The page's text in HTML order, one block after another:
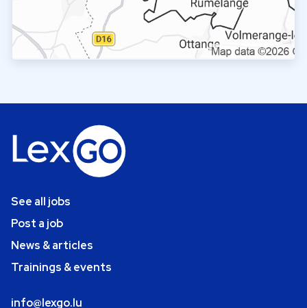
See all jobs
Post a job
News & articles
Trainings & events
info@lexgo.lu